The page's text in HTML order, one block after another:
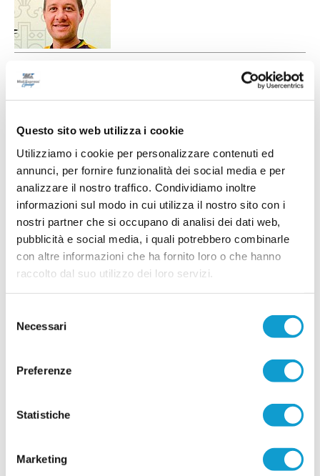
Questo sito web utilizza i cookie
Utilizziamo i cookie per personalizzare contenuti ed
annunci, per fornire funzionalità dei social media e per
analizzare il nostro traffico. Condividiamo inoltre
informazioni sul modo in cui utilizza il nostro sito con i
nostri partner che si occupano di analisi dei dati web,
pubblicità e social media, i quali potrebbero combinarle
con altre informazioni che ha fornito loro o che hanno
raccolto dal suo utilizzo dei loro servizi.
delNecessari
Preferenze
Statistiche
Marketing
SC SERVIGLIANO. Dal mercato ecco un
attaccante e un portiere
campionato di Terza categoria. Negli ultimi giorni
rilievo, in grado senz’altro di rafforzare la squadra.
Si tratta dell’attaccate classe &lsqu
leggi
PORTO SANT'ELPIDIO. Del Gatto: "Per me è
un ritorno a casa"
L'avventura di Andrea Del Gatto sulla panchina
del Porto Sant'Elpidio è pronta a iniziare. Dopo
Montegranaro, Fermana e Montegiorgio, il
ATLETICO M.U. 84, doppio rinforzo a
L'Atletico M.U. 84 continua a muoversi sul mercato e mette a segno un
doppio colpo per il centrocampo. La società ha infatti ufficializzato gli arrivi
La Pinturetta Falcor apre ufficialmente il proprio